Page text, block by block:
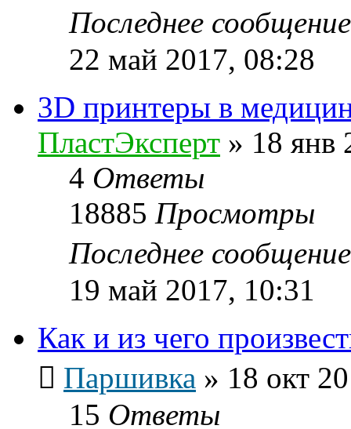
Последнее
22 май 2017, 08:28
3D принтеры в
ПластЭксперт » 18 янв
4 Ответы
18885 Просмотры
Последнее
19 май 2017, 10:31
Как и из чего
Паршивка » 18 окт
15 Ответы